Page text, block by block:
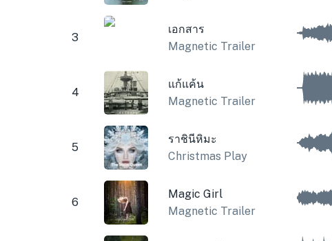
3
เอกสาร
Magnetic Trailer
4
แก้แค้น
Magnetic Trailer
5
ราชินีหิมะ
Christmas Play
6
Magic Girl
Magnetic Trailer